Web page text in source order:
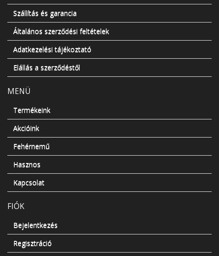
Szállítás és garancia
Általános szerződési feltételek
Adatkezelési tájékoztató
Elállás a szerződéstől
MENÜ
Termékeink
Akcióink
Fehérnemű
Hasznos
Kapcsolat
FIÓK
Bejelentkezés
Regisztráció